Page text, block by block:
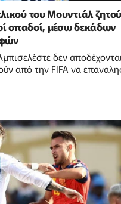
του Μουντιάλ
οπαδοί, μέσω δεκάδων
δεν
από την FIFA να